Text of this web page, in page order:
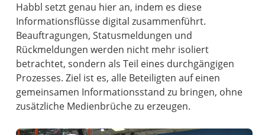
Habbl setzt genau hier an, indem es diese
Informationsflüsse digital zusammenführt.
Beauftragungen, Statusmeldungen und
Rückmeldungen werden nicht mehr isoliert
betrachtet, sondern als Teil eines durchgängigen
Prozesses. Ziel ist es, alle Beteiligten auf einen
gemeinsamen Informationsstand zu bringen, ohne
zusätzliche Medienbrüche zu erzeugen.